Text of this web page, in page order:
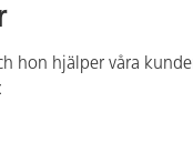
hon hjälper våra